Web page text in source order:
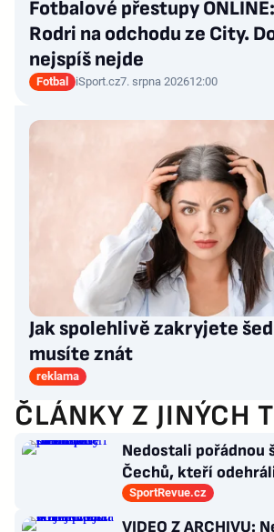
Fotbalové přestupy
Rodri na odchodu ze City.
nejspíš nejde
Fotbal iSport.cz7. srpna 202612:00
Jak spolehlivě zakryjete
musíte znát
reklama
ČLÁNKY Z JINÝCH
Nedostali pořádnou
Čechů, kteří
maximálně dva zápasy
SportRevue.cz
VIDEO Z ARCHIVU: